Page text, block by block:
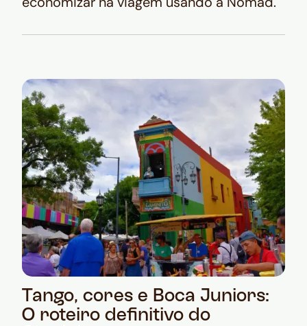
Tango, cores e Boca Juniors:
O roteiro definitivo do